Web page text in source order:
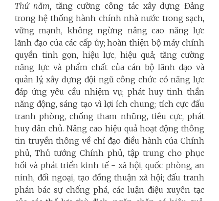
Thứ năm, tăng cường công tác xây dựng Đảng
trong hệ thống hành chính nhà nước trong sạch,
vững mạnh, không ngừng nâng cao năng lực
lãnh đạo của các cấp ủy; hoàn thiện bộ máy chính
quyền tinh gọn, hiệu lực, hiệu quả; tăng cường
năng lực và phẩm chất của cán bộ lãnh đạo và
quản lý, xây dựng đội ngũ công chức có năng lực
đáp ứng yêu cầu nhiệm vụ; phát huy tinh thần
năng động, sáng tạo vì lợi ích chung; tích cực đấu
tranh phòng, chống tham nhũng, tiêu cực, phát
huy dân chủ. Nâng cao hiệu quả hoạt động thông
tin truyền thông về chỉ đạo điều hành của Chính
phủ, Thủ tướng Chính phủ, tập trung cho phục
hồi và phát triển kinh tế - xã hội, quốc phòng, an
ninh, đối ngoại, tạo đồng thuận xã hội; đấu tranh
phản bác sự chống phá, các luận điệu xuyên tạc